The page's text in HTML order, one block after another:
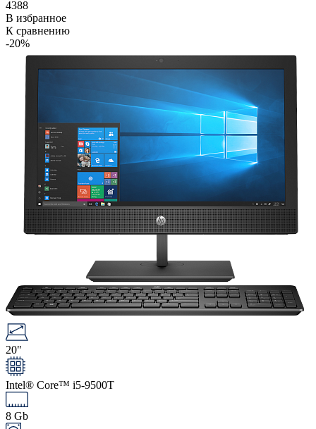
4388
В избранное
К сравнению
-20%
20"
Intel® Core™ i5-9500T
8 Gb